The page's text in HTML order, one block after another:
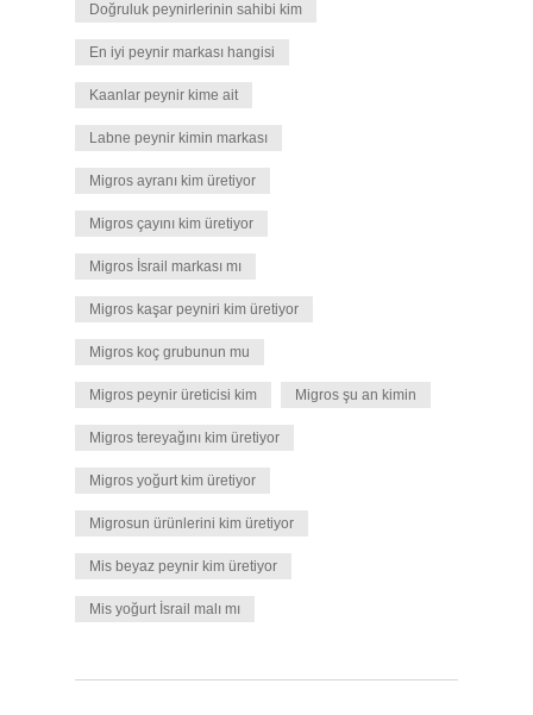
Doğruluk peynirlerinin sahibi kim
En iyi peynir markası hangisi
Kaanlar peynir kime ait
Labne peynir kimin markası
Migros ayranı kim üretiyor
Migros çayını kim üretiyor
Migros İsrail markası mı
Migros kaşar peyniri kim üretiyor
Migros koç grubunun mu
Migros peynir üreticisi kim Migros şu an kimin
Migros tereyağını kim üretiyor
Migros yoğurt kim üretiyor
Migrosun ürünlerini kim üretiyor
Mis beyaz peynir kim üretiyor
Mis yoğurt İsrail malı mı